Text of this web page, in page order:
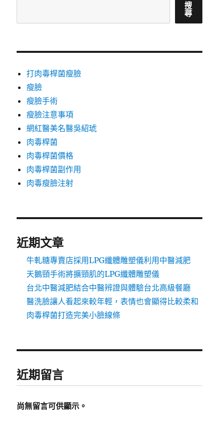
搜
尋
打肉毒桿菌瘦臉
瘦臉
瘦臉手術
瘦臉注意事項
網紅醫美名醫吳紹琥
肉毒桿菌
肉毒桿菌價格
肉毒桿菌副作用
肉毒瘦臉注射
近期文章
牛軋糖專賣店採用LPG纖體雕塑儀利用中醫減肥
天鵝頸手術將擴頸肌的LPG纖體雕塑儀
台北中醫減肥結合中醫辨證與體驗台北高級餐廳
醫洗臉讓人看起來較年輕，表情也會顯得比較柔和
肉毒桿菌打造完美小臉線條
近期留言
尚無留言可供顯示。